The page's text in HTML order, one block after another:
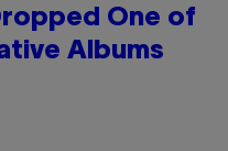
One of
Albums